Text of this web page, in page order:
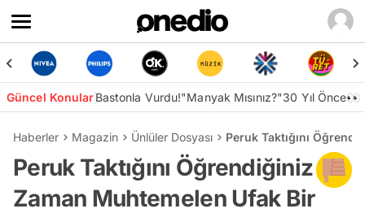
Güncel KonularBastonla Vurdu!"Manyak Mısınız?"30 Yıl Önce👀
Haberler Magazin Ünlüler Dosyası Peruk Taktığını
Peruk Taktığını Öğrendiğiniz
Zaman Muhtemelen Ufak Bir